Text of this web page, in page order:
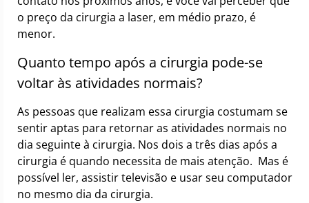
o preço da cirurgia a laser, em médio prazo, é
menor.
Quanto tempo após a cirurgia pode-se
voltar às atividades normais?
As pessoas que realizam essa cirurgia costumam se
sentir aptas para retornar as atividades normais no
dia seguinte à cirurgia. Nos dois a três dias após a
cirurgia é quando necessita de mais atenção. Mas é
possível ler, assistir televisão e usar seu computador
no mesmo dia da cirurgia.